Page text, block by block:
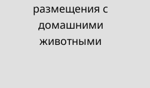
размещения с
домашними
животными